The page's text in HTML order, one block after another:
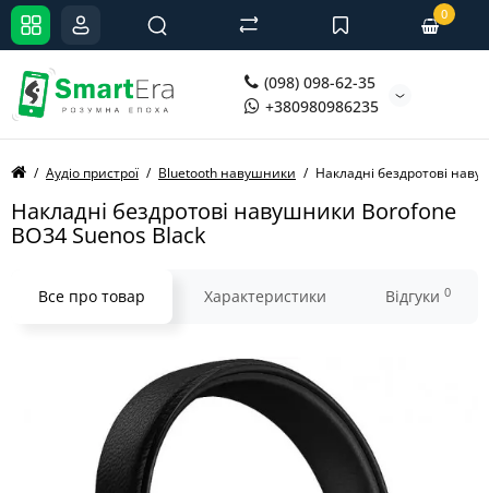
(098) 098-62-35
+380980986235
0
Аудіо пристрої Bluetooth навушники Накладні бездротові
Накладні бездротові навушники Borofone
BO34 Suenos Black
Все про товар Характеристики Відгуки 0